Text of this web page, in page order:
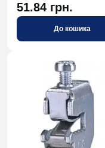
51.84 грн.
До кошика